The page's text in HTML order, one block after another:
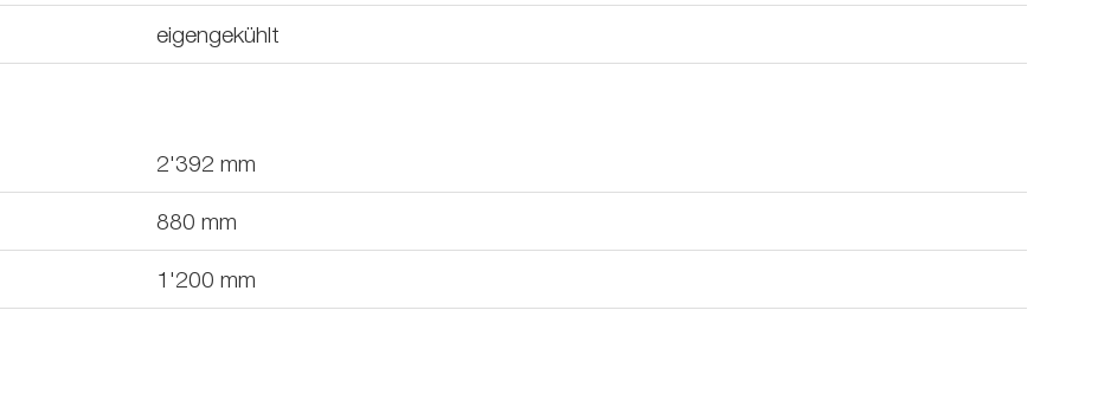
eigengekühlt
2'392 mm
880 mm
1'200 mm